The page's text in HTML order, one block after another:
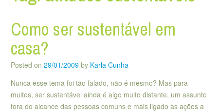
Como ser sustentável em
casa?
Posted on 29/01/2009 by Karla Cunha
Nunca esse tema foi tão falado, não é mesmo? Mas para
muitos, ser sustentável ainda é algo muito distante, um assunto
fora do alcance das pessoas comuns e mais ligado às ações a